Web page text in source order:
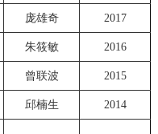
庞雄奇 2017
朱筱敏 2016
曾联波 2015
邱楠生 2014